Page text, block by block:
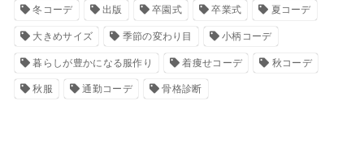
冬コーデ 出版 卒園式 卒業式 夏コーデ
大きめサイズ 季節の変わり目 小柄コーデ
暮らしが豊かになる服作り 着痩せコーデ 秋コーデ
秋服 通勤コーデ 骨格診断